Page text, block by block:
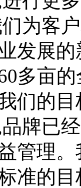
为客
发展
多亩
们的
牌已
管理
准的